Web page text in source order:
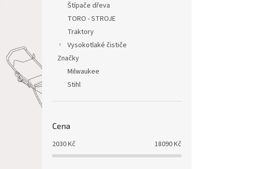
Štípače dřeva
TORO - STROJE
Traktory
Vysokotlaké čističe
Značky
Milwaukee
Stihl
Cena
2030Kč 18090Kč